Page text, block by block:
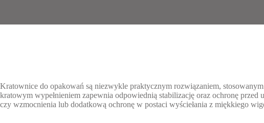
Kratownice do opakowań są niezwykle praktycznym rozwiązaniem,
kratowym wypełnieniem zapewnia odpowiednią stabilizację oraz ochronę
czy wzmocnienia lub dodatkową ochronę w postaci wyściełania z miękkiego